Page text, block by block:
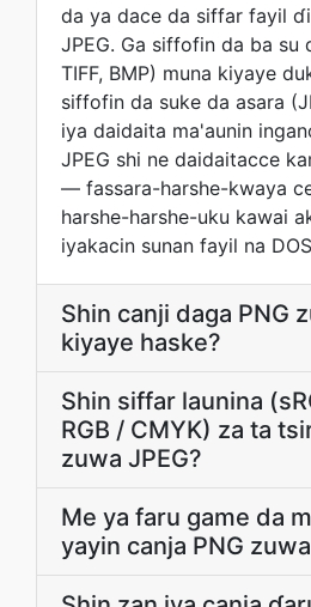
da ya dace da siffar fayil
JPEG. Ga siffofin da ba su
TIFF, BMP) muna kiyaye
siffofin da suke da asara
iya daidaita ma'aunin
JPEG shi ne daidaitacce
— fassara-harshe-kwaya
harshe-harshe-uku kawai
iyakacin sunan fayil na
Shin canji daga PNG
kiyaye haske?
Shin siffar launina
RGB / CMYK) za ta
zuwa JPEG?
Me ya faru game da
yayin canja PNG